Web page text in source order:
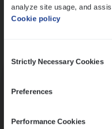
analyze site usage, and
Cookie policy
Selection
Strictly Necessary Cookies
Preferences
Performance Cookies